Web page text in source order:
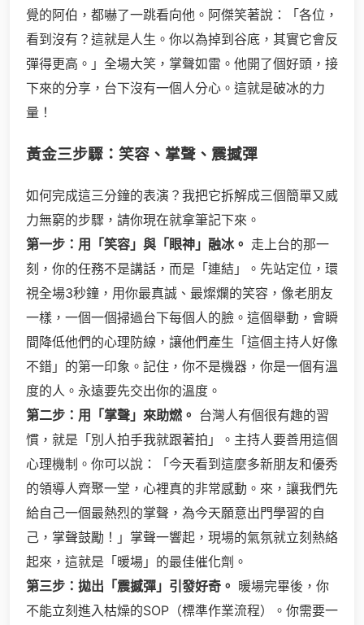
覺的阿伯，都嚇了一跳看向他。阿傑笑著說：「各位，
看到沒有？這就是人生。你以為掉到谷底，其實它會反
彈得更高。」全場大笑，掌聲如雷。他開了個好頭，接
下來的分享，台下沒有一個人分心。這就是破冰的力
量！
黃金三步驟：笑容、掌聲、震撼彈
如何完成這三分鐘的表演？我把它拆解成三個簡單又威
力無窮的步驟，請你現在就拿筆記下來。
第一步：用「笑容」與「眼神」融冰。 走上台的那一
刻，你的任務不是講話，而是「連結」。先站定位，環
視全場3秒鐘，用你最真誠、最燦爛的笑容，像老朋友
一樣，一個一個掃過台下每個人的臉。這個舉動，會瞬
間降低他們的心理防線，讓他們產生「這個主持人好像
不錯」的第一印象。記住，你不是機器，你是一個有溫
度的人。永遠要先交出你的溫度。
第二步：用「掌聲」來助燃。 台灣人有個很有趣的習
慣，就是「別人拍手我就跟著拍」。主持人要善用這個
心理機制。你可以說：「今天看到這麼多新朋友和優秀
的領導人齊聚一堂，心裡真的非常感動。來，讓我們先
給自己一個最熱烈的掌聲，為今天願意出門學習的自
己，掌聲鼓勵！」掌聲一響起，現場的氣氛就立刻熱絡
起來，這就是「暖場」的最佳催化劑。
第三步：拋出「震撼彈」引發好奇。 暖場完畢後，你
不能立刻進入枯燥的SOP（標準作業流程）。你需要一